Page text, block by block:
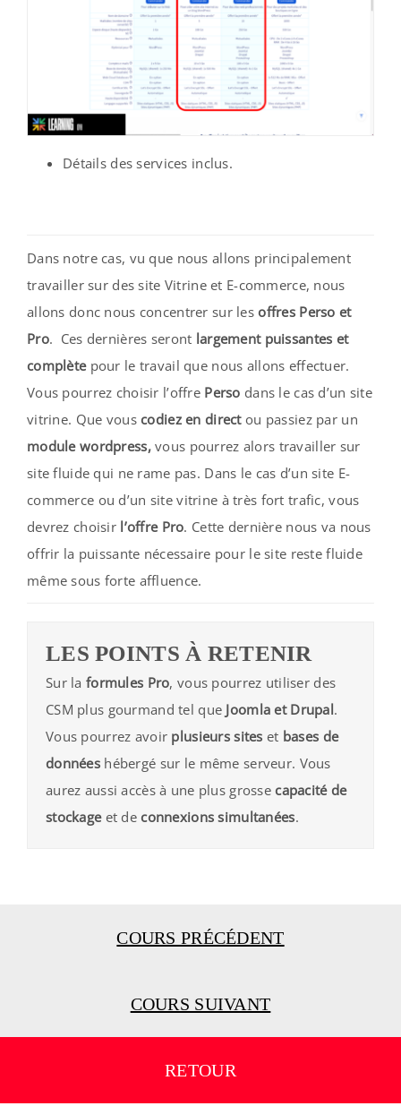
Détails des services inclus.
Dans notre cas, vu que nous allons principalement
travailler sur des site Vitrine et E-commerce, nous
allons donc nous concentrer sur lesoffres Perso et
Pro. Ces dernières seront largement puissantes et
complètepour le travail que nous allons effectuer.
Vous pourrez choisir l’offre Perso dans le cas d’un site
vitrine. Que vouscodiez en directou passiez par un
module wordpress,vous pourrez alors travailler sur
site fluide qui ne rame pas. Dans le cas d’un site E-
commerce ou d’un site vitrine à très fort trafic, vous
devrez choisir l’offre Pro. Cette dernière nous va nous
offrir la puissante nécessaire pour le site reste fluide
même sous forte affluence.
LES POINTS À RETENIR
Sur la formules Pro, vous pourrez utiliser des
CSM plus gourmand tel que Joomla et Drupal.
Vous pourrez avoir plusieurs sites et bases de
donnéeshébergé sur le même serveur. Vous
aurez aussi accès à une plus grossecapacité de
stockageet deconnexions simultanées.
COURS PRÉCÉDENT
COURS SUIVANT
RETOUR